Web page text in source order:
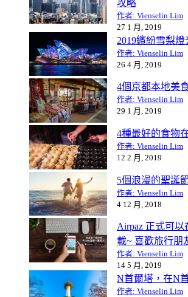
攻略
作者: Vienselin Lim
27 1 月, 2019
2019繽紛雪梨
作者: Vienselin Lim
26 4 月, 2019
4個京都本地美
作者: Vienselin Lim
29 1 月, 2019
4種最好的食物
作者: Vienselin Lim
12 2 月, 2019
5個浪漫的聖誕
作者: Vienselin Lim
4 12 月, 2018
Airpaz 正式可以
載~ 喜歡旅行朋
作者: Vienselin Lim
14 5 月, 2019
N首爾塔，在N
作者: Vienselin Lim